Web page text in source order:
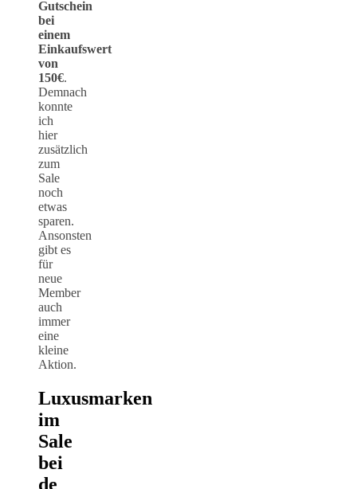
Gutschein
bei
einem
Einkaufswert
von
150€.
Demnach
konnte
ich
hier
zusätzlich
zum
Sale
noch
etwas
sparen.
Ansonsten
gibt es
für
neue
Member
auch
immer
eine
kleine
Aktion.
Luxusmarken
im
Sale
bei
de